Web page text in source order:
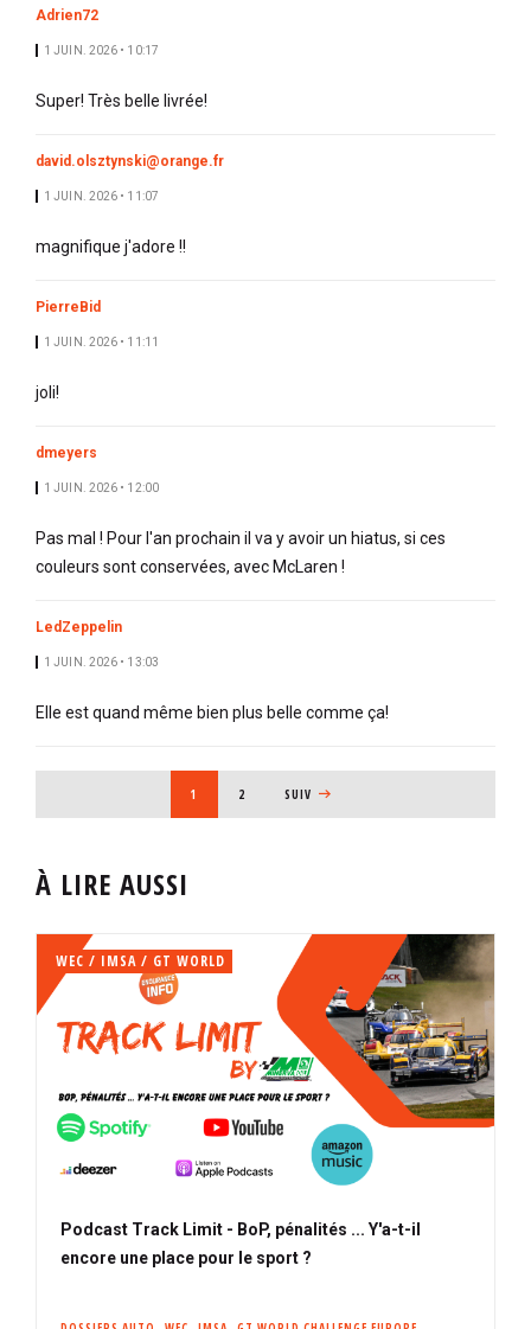
Adrien72
1 JUIN. 2026 • 10:17
Super! Très belle livrée!
david.olsztynski@orange.fr
1 JUIN. 2026 • 11:07
magnifique j'adore !!
PierreBid
1 JUIN. 2026 • 11:11
joli!
dmeyers
1 JUIN. 2026 • 12:00
Pas mal ! Pour l'an prochain il va y avoir un hiatus, si ces
couleurs sont conservées, avec McLaren !
LedZeppelin
1 JUIN. 2026 • 13:03
Elle est quand même bien plus belle comme ça!
PAGE COURANTE
1 PAGE
2 PAGE SUIVANTE
SUIV
À LIRE AUSSI
WEC / IMSA / GT WORLD
Podcast Track Limit - BoP, pénalités ... Y'a-t-il
encore une place pour le sport ?